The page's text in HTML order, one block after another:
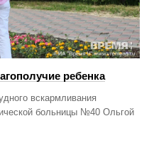
ребенка
вскармливания
больницы №40 Ольгой